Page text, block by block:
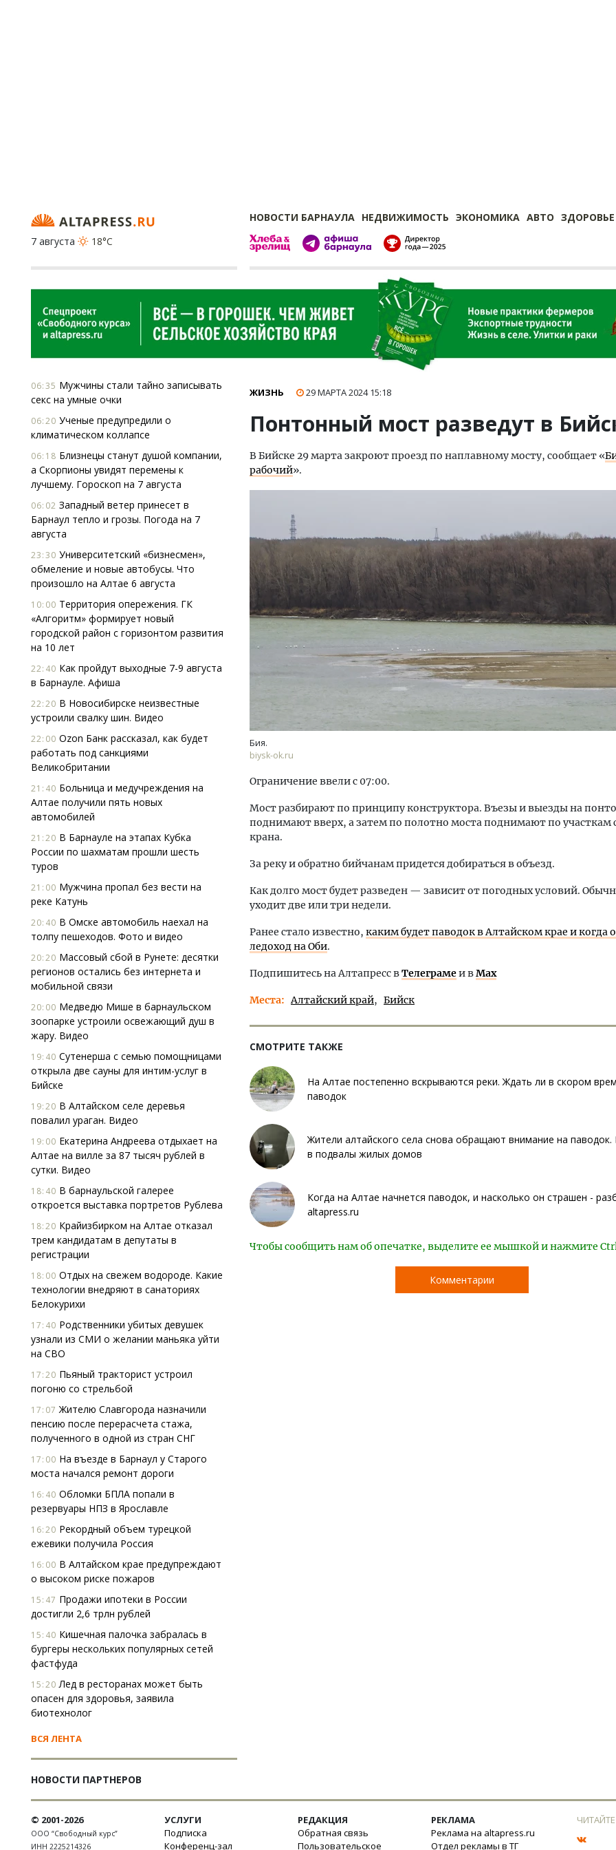
НОВОСТИ БАРНАУЛА НЕДВИЖИМОСТЬ ЭКОНОМИКА АВТО ЗДОРОВЬЕ
7 августа
18°C
06:35 Мужчины стали тайно записывать
секс на умные очки
06:20 Ученые предупредили о
климатическом коллапсе
06:18 Близнецы станут душой компании,
а Скорпионы увидят перемены к
лучшему. Гороскоп на 7 августа
06:02 Западный ветер принесет в
Барнаул тепло и грозы. Погода на 7
августа
23:30 Университетский «бизнесмен»,
обмеление и новые автобусы. Что
произошло на Алтае 6 августа
10:00 Территория опережения. ГК
«Алгоритм» формирует новый
городской район с горизонтом развития
на 10 лет
22:40 Как пройдут выходные 7-9 августа
в Барнауле. Афиша
22:20 В Новосибирске неизвестные
устроили свалку шин. Видео
22:00 Ozon Банк рассказал, как будет
работать под санкциями
Великобритании
21:40 Больница и медучреждения на
Алтае получили пять новых
автомобилей
21:20 В Барнауле на этапах Кубка
России по шахматам прошли шесть
туров
21:00 Мужчина пропал без вести на
реке Катунь
20:40 В Омске автомобиль наехал на
толпу пешеходов. Фото и видео
20:20 Массовый сбой в Рунете: десятки
регионов остались без интернета и
мобильной связи
20:00 Медведю Мише в барнаульском
зоопарке устроили освежающий душ в
жару. Видео
19:40 Сутенерша с семью помощницами
открыла две сауны для интим-услуг в
Бийске
19:20 В Алтайском селе деревья
повалил ураган. Видео
19:00 Екатерина Андреева отдыхает на
Алтае на вилле за 87 тысяч рублей в
сутки. Видео
18:40 В барнаульской галерее
откроется выставка портретов Рублева
18:20 Крайизбирком на Алтае отказал
трем кандидатам в депутаты в
регистрации
18:00 Отдых на свежем водороде. Какие
технологии внедряют в санаториях
Белокурихи
17:40 Родственники убитых девушек
узнали из СМИ о желании маньяка уйти
на СВО
17:20 Пьяный тракторист устроил
погоню со стрельбой
17:07 Жителю Славгорода назначили
пенсию после перерасчета стажа,
полученного в одной из стран СНГ
17:00 На въезде в Барнаул у Старого
моста начался ремонт дороги
16:40 Обломки БПЛА попали в
резервуары НПЗ в Ярославле
16:20 Рекордный объем турецкой
ежевики получила Россия
16:00 В Алтайском крае предупреждают
о высоком риске пожаров
15:47 Продажи ипотеки в России
достигли 2,6 трлн рублей
15:40 Кишечная палочка забралась в
бургеры нескольких популярных сетей
фастфуда
15:20 Лед в ресторанах может быть
опасен для здоровья, заявила
биотехнолог
ВСЯ ЛЕНТА
НОВОСТИ ПАРТНЕРОВ
ЖИЗНЬ 29 МАРТА 202415:18
Понтонный мост разведут в
В Бийске 29 марта закроют проезд по наплавному мосту, сообщает «
рабочий».
Бия.
biysk-ok.ru
Ограничение ввели с 07:00.
Мост разбирают по принципу конструктора. Въезы и выезды на
поднимают вверх, а затем по полотно моста поднимают по
крана.
За реку и обратно бийчанам придется добираться в объезд.
Как долго мост будет разведен — зависит от погодных условий.
уходит две или три недели.
Ранее стало известно, каким будет паводок в Алтайском крае и когда
ледоход на Оби.
Подпишитесь на Алтапресс вТелеграмеи вMax
Места Алтайский край Бийск
СМОТРИТЕ ТАКЖЕ
На Алтае постепенно вскрываются реки. Ждать ли в скором
паводок
Жители алтайского села снова обращают внимание на
в подвалы жилых домов
Когда на Алтае начнется паводок, и насколько он страшен -
altapress.ru
Чтобы сообщить нам об опечатке, выделите ее мышкой и нажмите
Комментарии
Архитектурный код начинается с
плитами становится новым
стандартом благоустройства
Смелость архитектурных
© 2001-2026
ООО “Свободный курс”
ИНН 2225214326
УСЛУГИ
Подписка
Конференц-зал
РЕДАКЦИЯ
Обратная связь
Пользовательское
РЕКЛАМА
Реклама на altapress.ru
Отдел рекламы в ТГ